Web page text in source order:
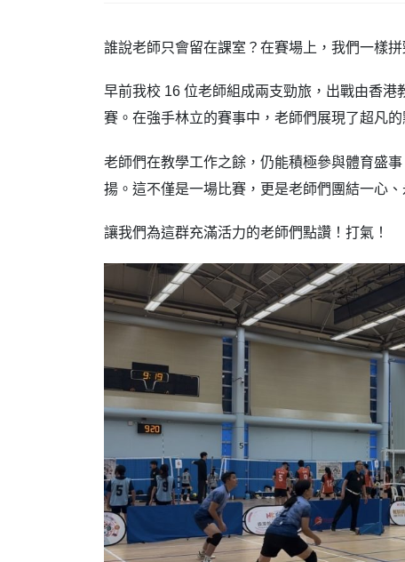
誰說老師只會留在課室？在賽場上，我們一樣拼
早前我校 16 位老師組成兩支勁旅，出戰由香
賽。在強手林立的賽事中，老師們展現了超凡
老師們在教學工作之餘，仍能積極參與體育盛
揚。這不僅是一場比賽，更是老師們團結一心、
讓我們為這群充滿活力的老師們點讚！打氣！